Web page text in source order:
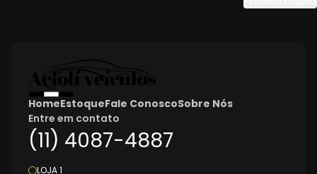
HomeEstoqueFale ConoscoSobre Nós
Entre em contato
(11) 4087-4887
LOJA 1